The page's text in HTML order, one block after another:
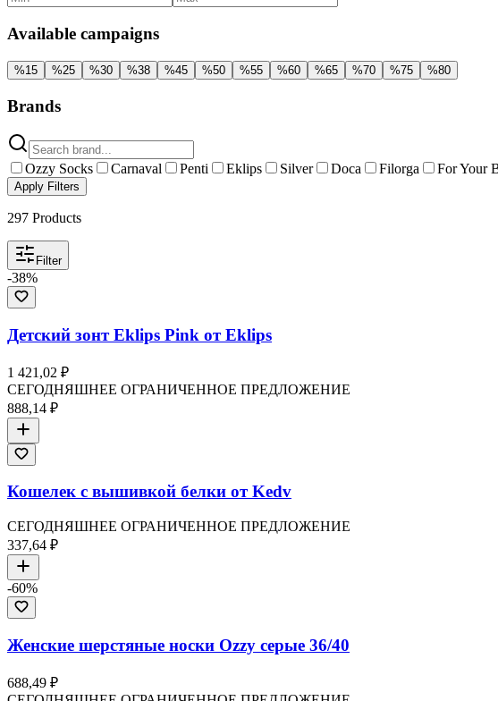
Available campaigns
%15 %25 %30 %38 %45 %50 %55 %60 %65 %70 %75 %80
Brands
Ozzy Socks Carnaval Penti Eklips Silver Doca Filorga For Your
Apply Filters
297 Products
Filter
-38%
Детский зонт Eklips Pink от Eklips
1 421,02 ₽
СЕГОДНЯШНЕЕ ОГРАНИЧЕННОЕ ПРЕДЛОЖЕНИЕ
888,14 ₽
Кошелек с вышивкой белки от Kedv
СЕГОДНЯШНЕЕ ОГРАНИЧЕННОЕ ПРЕДЛОЖЕНИЕ
337,64 ₽
-60%
Женские шерстяные носки Ozzy серые 36/40
688,49 ₽